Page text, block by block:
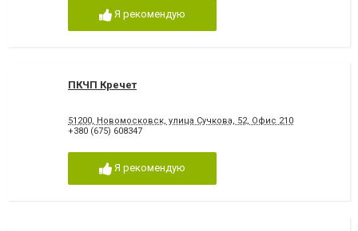
Я рекомендую
ПКЧП Кречет
51200, Новомосковск, улица Сучкова, 52, Офис 210
+380 (675) 608347
Я рекомендую